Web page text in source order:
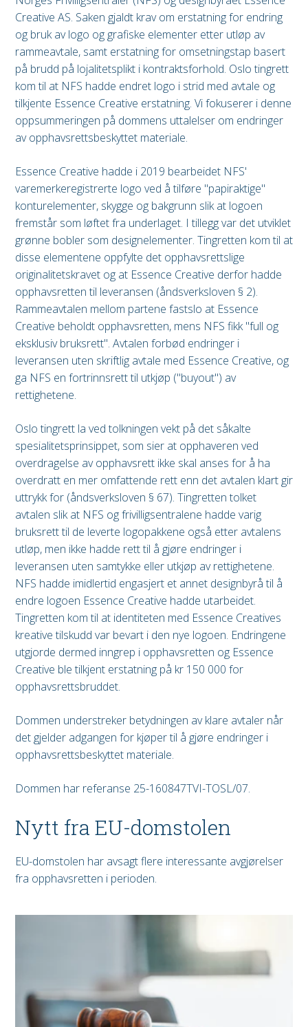
Creative AS. Saken gjaldt krav om erstatning for endring
og bruk av logo og grafiske elementer etter utløp av
rammeavtale, samt erstatning for omsetningstap basert
på brudd på lojalitetsplikt i kontraktsforhold. Oslo tingrett
kom til at NFS hadde endret logo i strid med avtale og
tilkjente Essence Creative erstatning. Vi fokuserer i denne
oppsummeringen på dommens uttalelser om endringer
av opphavsrettsbeskyttet materiale.
Essence Creative hadde i 2019 bearbeidet NFS'
varemerkeregistrerte logo ved å tilføre "papiraktige"
konturelementer, skygge og bakgrunn slik at logoen
fremstår som løftet fra underlaget. I tillegg var det utviklet
grønne bobler som designelementer. Tingretten kom til at
disse elementene oppfylte det opphavsrettslige
originalitetskravet og at Essence Creative derfor hadde
opphavsretten til leveransen (åndsverksloven § 2).
Rammeavtalen mellom partene fastslo at Essence
Creative beholdt opphavsretten, mens NFS fikk "full og
eksklusiv bruksrett". Avtalen forbød endringer i
leveransen uten skriftlig avtale med Essence Creative, og
ga NFS en fortrinnsrett til utkjøp ("buyout") av
rettighetene.
Oslo tingrett la ved tolkningen vekt på det såkalte
spesialitetsprinsippet, som sier at opphaveren ved
overdragelse av opphavsrett ikke skal anses for å ha
overdratt en mer omfattende rett enn det avtalen klart gir
uttrykk for (åndsverksloven § 67). Tingretten tolket
avtalen slik at NFS og frivilligsentralene hadde varig
bruksrett til de leverte logopakkene også etter avtalens
utløp, men ikke hadde rett til å gjøre endringer i
leveransen uten samtykke eller utkjøp av rettighetene.
NFS hadde imidlertid engasjert et annet designbyrå til å
endre logoen Essence Creative hadde utarbeidet.
Tingretten kom til at identiteten med Essence Creatives
kreative tilskudd var bevart i den nye logoen. Endringene
utgjorde dermed inngrep i opphavsretten og Essence
Creative ble tilkjent erstatning på kr 150 000 for
opphavsrettsbruddet.
Dommen understreker betydningen av klare avtaler når
det gjelder adgangen for kjøper til å gjøre endringer i
opphavsrettsbeskyttet materiale.
Dommen har referanse 25-160847TVI-TOSL/07.
Nytt fra EU-domstolen
EU-domstolen har avsagt flere interessante avgjørelser
fra opphavsretten i perioden.